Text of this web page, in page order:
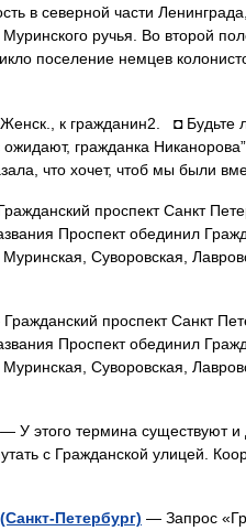
в северной части
ручья. Во второй
поселение немцев
к гражданин2. ◘ Будьте
гражданка
что хочет, чтоб мы были
проспект Санкт
Проспект обединил
Муринская, Суворовская,
проспект Санкт
Проспект обединил
Муринская, Суворовская,
— У этого термина существуют и
с Гражданской улицей.
Петербург) — Запрос